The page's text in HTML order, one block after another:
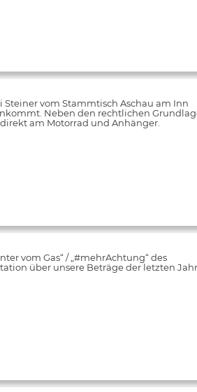
Steiner vom Stammtisch Aschau am Inn
Neben den rechtlichen
am Motorrad und Anhänger.
vom Gas“ / „#mehrAchtung“ des
über unsere Beträge der letzten